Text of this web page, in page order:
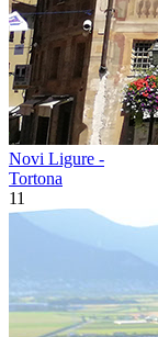
Novi Ligure -
Tortona
11